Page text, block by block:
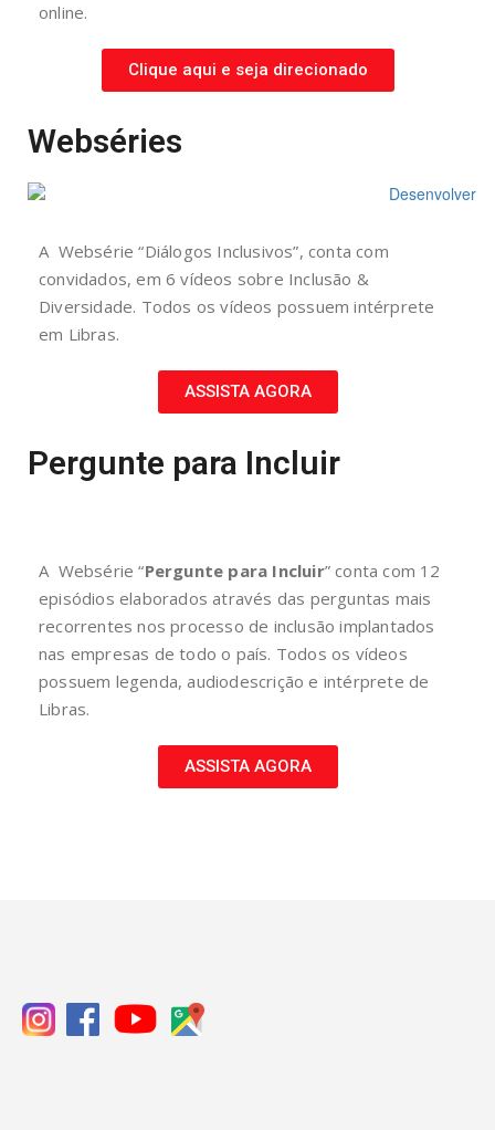
online.
Clique aqui e seja direcionado
Webséries
A Websérie “Diálogos Inclusivos”, conta com
convidados, em 6 vídeos sobre Inclusão &
Diversidade. Todos os vídeos possuem intérprete
em Libras.
ASSISTA AGORA
Pergunte para Incluir
A Websérie “Pergunte para Incluir” conta com 12
episódios elaborados através das perguntas mais
recorrentes nos processo de inclusão implantados
nas empresas de todo o país. Todos os vídeos
possuem legenda, audiodescrição e intérprete de
Libras.
ASSISTA AGORA